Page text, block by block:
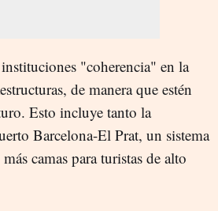
"coherencia" en la
de manera que estén
Esto incluye tanto la
Barcelona-El Prat, un sistema
camas para turistas de alto